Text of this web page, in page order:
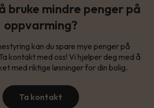
bruke mindre penger på
oppvarming?
kan du spare mye penger på
kontakt med oss! Vi hjelper deg med å
med riktige løsninger for din bolig.
Ta kontakt